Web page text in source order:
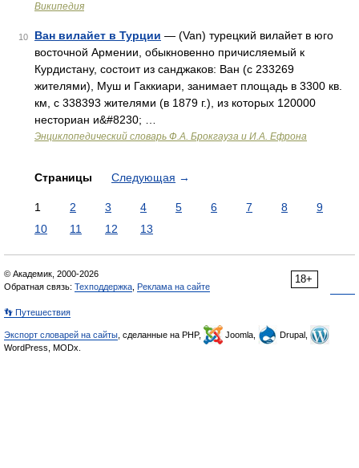
Википедия
10 Ван вилайет в Турции — (Van) турецкий вилайет в юго
восточной Армении, обыкновенно причисляемый к
Курдистану, состоит из санджаков: Ван (с 233269
жителями), Муш и Гаккиари, занимает площадь в 3300 кв.
км, с 338393 жителями (в 1879 г.), из которых 120000
несториан и&#8230; …
Энциклопедический словарь Ф.А. Брокгауза и И.А. Ефрона
Страницы Следующая →
1 2 3 4 5 6 7 8
9
10
11 12 13
18+
© Академик, 2000-2026
Обратная связь: Техподдержка Реклама на сайте
👣 Путешествия
Экспорт словарей на сайты , сделанные на PHP, Joomla,
Drupal,
WordPress, MODx.